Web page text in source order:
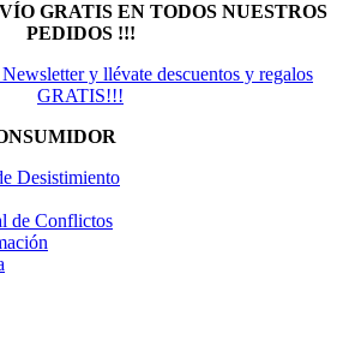
GRATIS EN TODOS NUESTROS
PEDIDOS !!!
y llévate descuentos y regalos
GRATIS!!!
Desistimiento
de Conflictos